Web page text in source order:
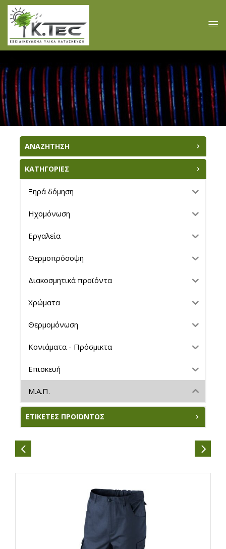
ΑΝΑΖΗΤΗΣΗ
ΚΑΤΗΓΟΡΙΕΣ
Ξηρά δόμηση
Ηχομόνωση
Εργαλεία
Θερμοπρόσοψη
Διακοσμητικά προϊόντα
Χρώματα
Θερμομόνωση
Κονιάματα - Πρόσμικτα
Επισκευή
Μ.Α.Π.
ΕΤΙΚΈΤΕΣ ΠΡΟΪΌΝΤΟΣ